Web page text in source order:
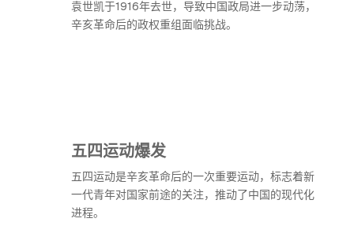
袁世凯于1916年去世，导致中国政局进一步动荡，
辛亥革命后的政权重组面临挑战。
五四运动爆发
五四运动是辛亥革命后的一次重要运动，标志着新
一代青年对国家前途的关注，推动了中国的现代化
进程。